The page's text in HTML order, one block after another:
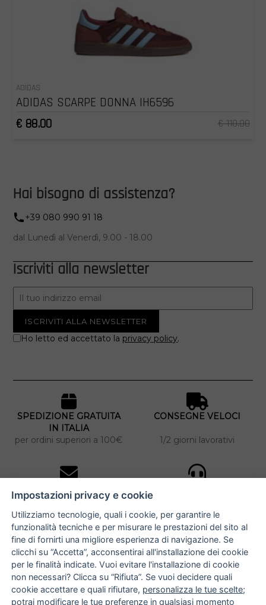
ADIDAS
ADIDAS SCARPE DONNA IH6596
€ 88.00
€ 110.00
Hai bisogno di assistenza?
+39 080 990 91 18
dal Lunedì al Venerdì, 9.00 - 18.00
Iscriviti alla newsletter
Ho letto ed accettato la privacy policy.
SPEDIZIONE GRATUITA
IN ITALIA
per ordini superiori a 100€
CONSEGNE VELOCI
1/2 giorni lavorativi
iscriviti alla newsletter
per tutti gli ordini
NUCCIA COSTANTINO
via Argiro 112/114 - 70122 Bari
Impostazioni privacy e cookie
Utilizziamo tecnologie, quali i cookie, per garantire le
funzionalità tecniche e per misurare le prestazioni del sito al
fine di fornirti una migliore esperienza di navigazione. Se
clicchi su “Accetta”, acconsentirai all'installazione dei cookie
per le finalità indicate. Vuoi evitare l'installazione di cookie
non necessari? Clicca su “Rifiuta”. Se vuoi decidere quali
cookie accettare e quali rifiutare, personalizza le tue scelte;
potrai modificare le tue preferenze in qualsiasi momento